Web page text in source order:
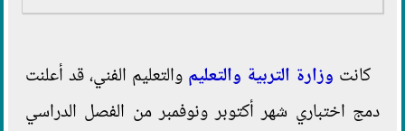
كانت وزارة التربية والتعليم والتعليم الفني، قد أعلنت
دمج اختباري شهر أكتوبر ونوفمبر من الفصل الدراسي